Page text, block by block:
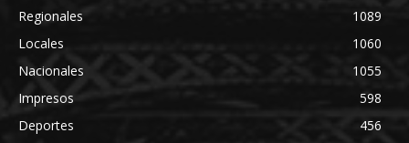
Regionales
1089
Locales
1060
Nacionales
1055
Impresos
598
Deportes
456